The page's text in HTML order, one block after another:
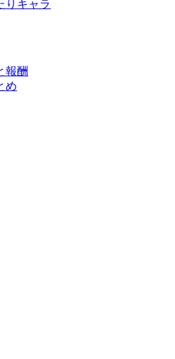
りキャラ
報酬
め